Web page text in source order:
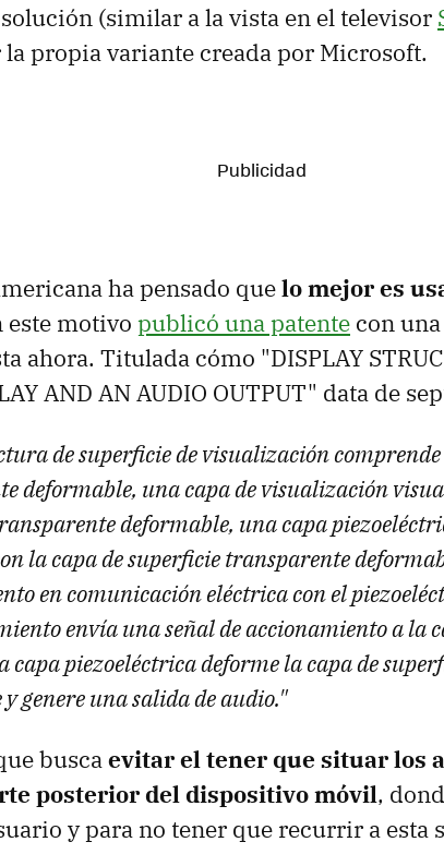
(similar a la vista en el televisor
propia variante creada por Microsoft.
ha pensado quelo mejor es
este motivo publicó una patente con
ahora. Titulada cómo "DISPLAY
AND AN AUDIO OUTPUT" data de
de superficie de visualización
deformable, una capa de visualización
deformable, una capa
la capa de superficie transparente
en comunicación eléctrica con el
envía una señal de accionamiento a la
capa piezoeléctrica deforme la capa de
genere una salida de audio."
buscaevitar el tener que situar los
posterior del dispositivo móvil,
y para no tener que recurrir a esta